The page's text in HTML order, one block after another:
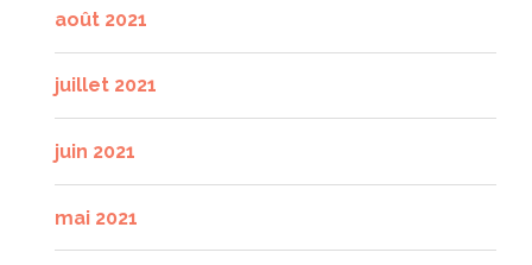
août 2021
juillet 2021
juin 2021
mai 2021